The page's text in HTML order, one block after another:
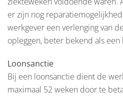
er zijn nog
werkgever een verlenging van
opleggen, beter bekend als een
Loonsanctie
Bij een loonsanctie dient de
maximaal 52 weken door te